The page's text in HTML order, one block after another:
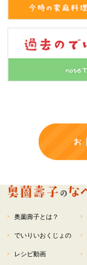
奥薗壽子とは？
でいりいおくじょの
レシピ動画